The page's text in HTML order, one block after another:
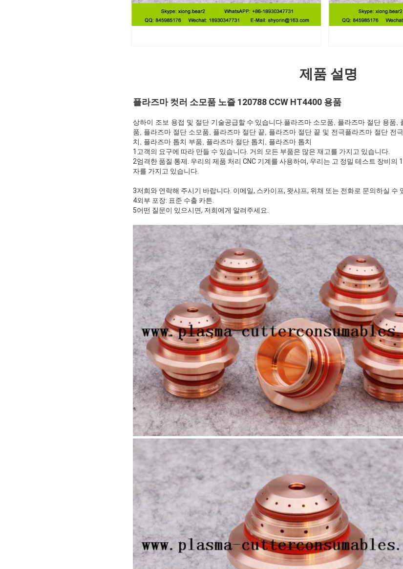
제품 설명
플라즈마 컷러 소모품 노즐 120788 CCW HT4400 용품
상하이 조보 용접 및 절단 기술공급할 수 있습니다. 플라즈마 소모품, 플라즈마 절단 용품,
품, 플라즈마 절단 소모품, 플라즈마 절단 끝, 플라즈마 절단 끝 및 전극플라즈마 절단 전
치, 플라즈마 톱치 부품, 플라즈마 절단 톱치, 플라즈마 톱치
1고객의 요구에 따라 만들 수 있습니다. 거의 모든 부품은 많은 재고를 가지고 있습니다.
2엄격한 품질 통제. 우리의 제품 처리 CNC 기계를 사용하여, 우리는 고 정밀 테스트 장비의
자를 가지고 있습니다.
3저희와 연락해 주시기 바랍니다. 이메일, 스카이프, 왓샤프, 위채 또는 전화로 문의하실 수
4외부 포장: 표준 수출 카튼.
5어떤 질문이 있으시면, 저희에게 알려주세요.